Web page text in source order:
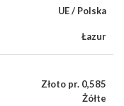
UE / Polska
Łazur
Złoto pr. 0,585
Żółte